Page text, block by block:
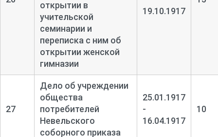
открытии в
учительской
семинарии и
переписка с ним об
открытии женской
гимназии
19.10.1917
27
Дело об учреждении
общества
потребителей
Невельского
соборного приказа
25.01.1917
-
16.04.1917
10